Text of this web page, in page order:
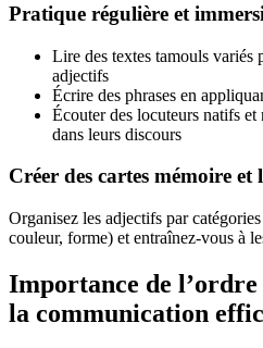
Pratique régulière et
Lire des textes tamouls variés
adjectifs
Écrire des phrases en
Écouter des locuteurs natifs
dans leurs discours
Créer des cartes mémoire et
Organisez les adjectifs par
couleur, forme) et entraînez-vous à
Importance de
la communication